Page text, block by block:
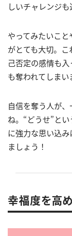
しいチャレンジも
やってみたいこ
がとても大切。
己否定の感情も
も奪われてしまい
自信を奪う人が
ね。“どうせ”と
に強力な思い込
ましょう！
幸福度を高